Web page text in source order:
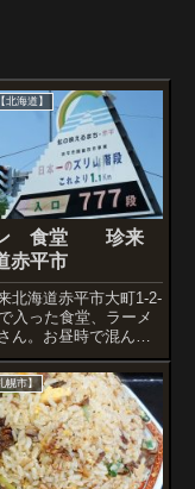
海道】
ン 食堂 珍来
赤平市
海道赤平市大町1-2-
入った食堂、ラーメ
ん。お昼時で混んで
内写真はお願いしま
がとてもよいお店で
まで行ったことがな
がもっと早く入れば
す。せっかくなので
幌市】